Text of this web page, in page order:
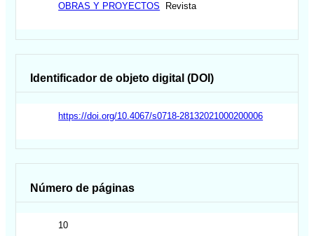
OBRAS Y PROYECTOS Revista
Identificador de objeto digital (DOI)
https://doi.org/10.4067/s0718-28132021000200006
Número de páginas
10